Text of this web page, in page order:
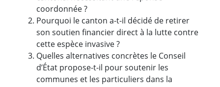
coordonnée ?
Pourquoi le canton a-t-il décidé de retirer
son soutien financier direct à la lutte contre
cette espèce invasive ?
Quelles alternatives concrètes le Conseil
d’État propose-t-il pour soutenir les
communes et les particuliers dans la